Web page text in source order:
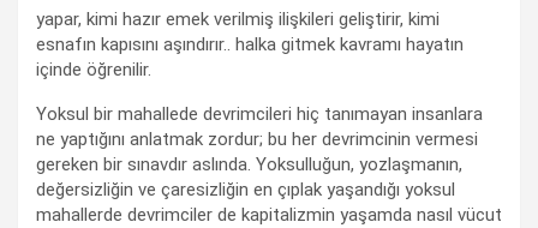
yapar, kimi hazır emek verilmiş ilişkileri geliştirir, kimi
esnafın kapısını aşındırır.. halka gitmek kavramı hayatın
içinde öğrenilir.
Yoksul bir mahallede devrimcileri hiç tanımayan insanlara
ne yaptığını anlatmak zordur; bu her devrimcinin vermesi
gereken bir sınavdır aslında. Yoksulluğun, yozlaşmanın,
değersizliğin ve çaresizliğin en çıplak yaşandığı yoksul
mahallerde devrimciler de kapitalizmin yaşamda nasıl vücut